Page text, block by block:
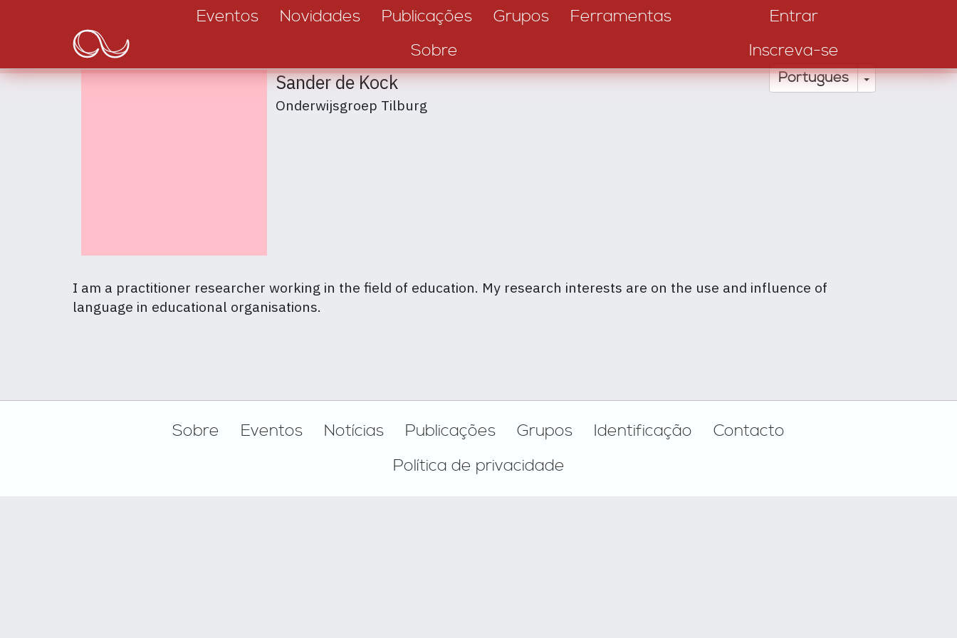
conteúdo
navigation
Eventos Novidades Publicações Grupos
Ferramentas
Sobre
Entrar
Inscreva-se
Português Toggle
Sander de Kock
Onderwijsgroep Tilburg
I am a practitioner researcher working in the field of education. My research interests are on the use and influence of
language in educational organisations.
Sobre Eventos Notícias Publicações Grupos Identificação
Contacto
Política de privacidade